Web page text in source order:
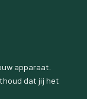
apparaat.
dat jij het